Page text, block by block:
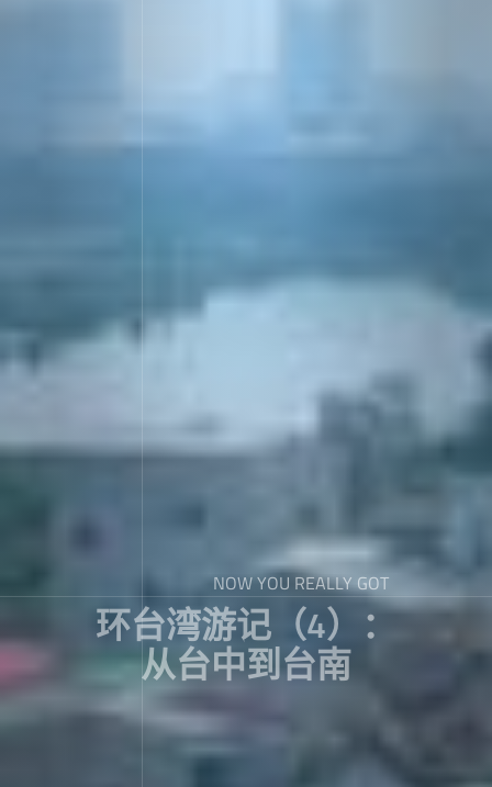
NOW YOU REALLY GOT
环台湾游记（4）：
从台中到台南